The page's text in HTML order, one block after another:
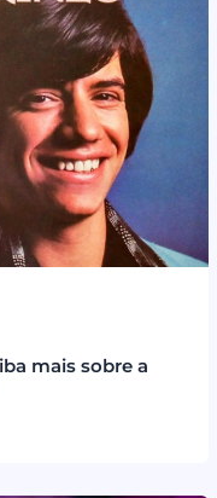
mais sobre a